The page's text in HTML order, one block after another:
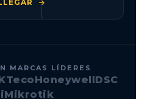
MARCAS LÍDERES
HoneywellDSC
Mikrotik